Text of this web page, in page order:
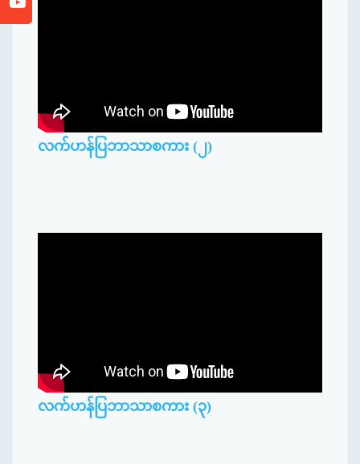
လက်ဟန်ပြဘာသာစကား (၂)
လက်ဟန်ပြဘာသာစကား (၃)